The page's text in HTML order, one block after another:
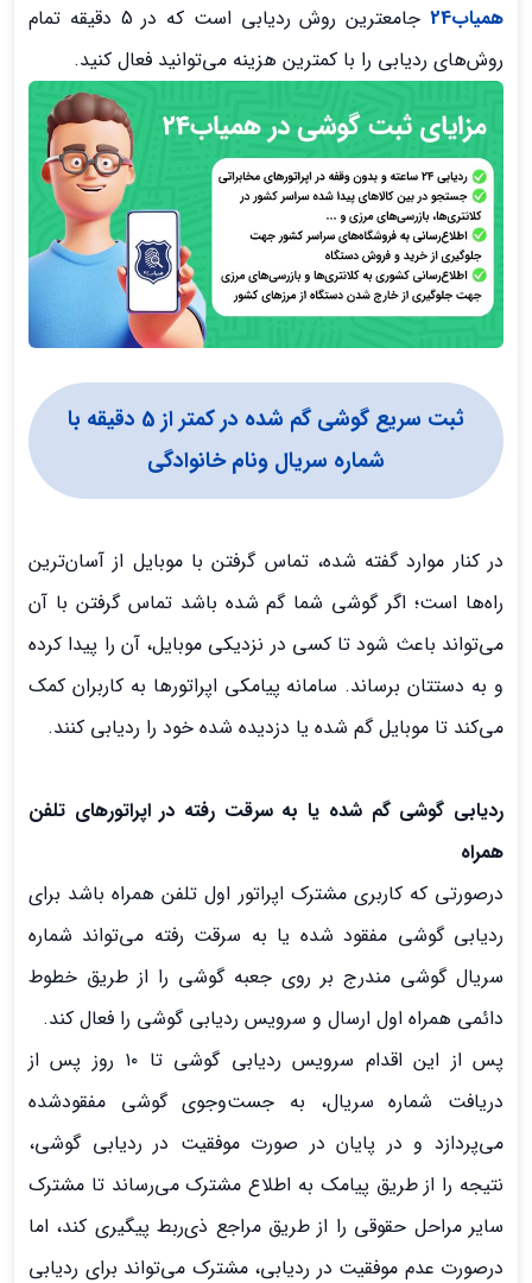
همیاب24
جامعترین روش ردیابی است که در 5 دقیقه تمام
روش‌های ردیابی را با کمترین هزینه می‌توانید فعال کنید.
ثبت سریع گوشی گم شده در کمتر از 5 دقیقه با
شماره سریال ونام خانوادگی
در کنار موارد گفته شده، تماس گرفتن با موبایل از آسان‌ترین
راه‌ها است؛ اگر گوشی شما گم شده باشد تماس گرفتن با آن
می‌تواند باعث شود تا کسی در نزدیکی موبایل، آن را پیدا کرده
و به دستتان برساند. سامانه پیامکی اپراتورها به کاربران کمک
می‌کند تا موبایل گم شده یا دزدیده شده خود را ردیابی کنند.
ردیابی گوشی گم شده یا به سرقت رفته در اپراتورهای تلفن
همراه
درصورتی که کاربری مشترک اپراتور اول تلفن همراه باشد برای
ردیابی گوشی مفقود شده یا به سرقت رفته می‌تواند شماره
سریال گوشی مندرج بر روی جعبه گوشی را از طریق خطوط
دائمی همراه اول ارسال و سرویس ردیابی گوشی را فعال کند.
پس از این اقدام سرویس ردیابی گوشی تا ۱۰ روز پس از
دریافت شماره سریال، به جست‌وجوی گوشی مفقودشده
می‌پردازد و در پایان در صورت موفقیت در ردیابی گوشی،
نتیجه را از طریق پیامک به اطلاع مشترک می‌رساند تا مشترک
سایر مراحل حقوقی را از طریق مراجع ذی‌ربط پیگیری کند، اما
درصورت عدم موفقیت در ردیابی، مشترک می‌تواند برای ردیابی